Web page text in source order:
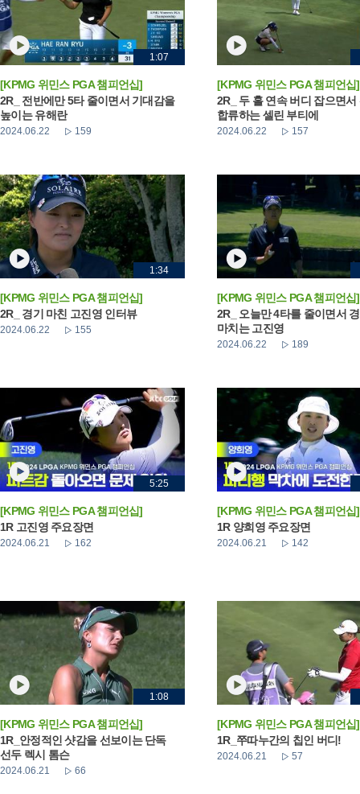
1:07
[KPMG 위민스 PGA 챔피언십]
2R_ 전반에만 5타 줄이면서 기대감을
높이는 유해란
2024.06.22 159
[KPMG 위민스 PGA 챔피언십]
2R_ 두 홀 연속 버디 잡으면서
합류하는 셀린 부티에
2024.06.22 157
1:34
[KPMG 위민스 PGA 챔피언십]
2R_ 경기 마친 고진영 인터뷰
2024.06.22 155
[KPMG 위민스 PGA 챔피언십]
2R_ 오늘만 4타를 줄이면서
마치는 고진영
2024.06.22 189
5:25
[KPMG 위민스 PGA 챔피언십]
1R 고진영 주요장면
2024.06.21 162
[KPMG 위민스 PGA 챔피언십]
1R 양희영 주요장면
2024.06.21 142
1:08
[KPMG 위민스 PGA 챔피언십]
1R_안정적인 샷감을 선보이는 단독
선두 렉시 톰슨
2024.06.21 66
[KPMG 위민스 PGA 챔피언십]
1R_쭈따누간의 칩인 버디!
2024.06.21 57